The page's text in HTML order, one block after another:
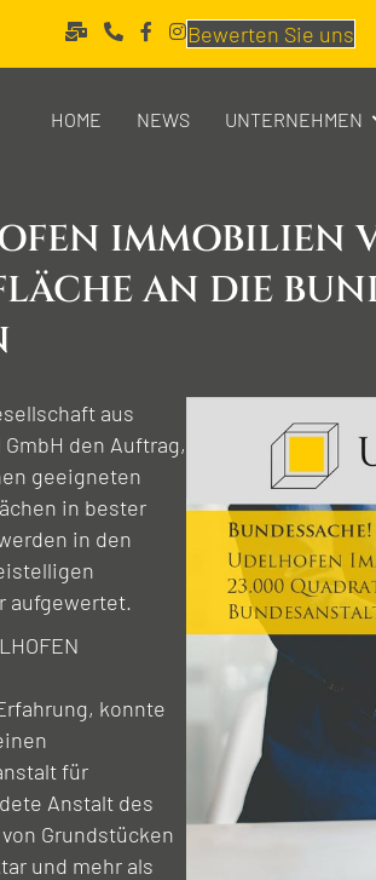
Bewerten Sie uns
HOME NEWS UNTERNEHMEN
IMMOBILIEN
AN DIE
aus
den Auftrag,
geeigneten
in bester
in den
aufgewertet.
konnte
für
Anstalt des
Grundstücken
und mehr als